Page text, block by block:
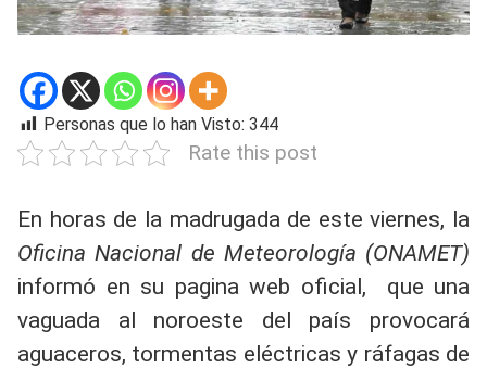
Personas que lo han Visto: 344
Rate this post
En horas de la madrugada de este viernes, la
Oficina Nacional de Meteorología (ONAMET)
informó en su pagina web oficial, que una
vaguada al noroeste del país provocará
aguaceros, tormentas eléctricas y ráfagas de